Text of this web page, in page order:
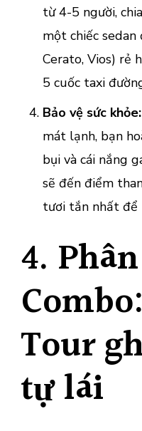
từ 4-5 người,
một chiếc sedan
Cerato, Vios) rẻ
5 cuốc taxi
Bảo vệ sức khỏe:
mát lạnh, bạn
bụi và cái nắng
sẽ đến điểm
tươi tắn nhất để
4.
Tour
tự lái